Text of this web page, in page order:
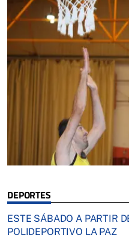
DEPORTES
ESTE SÁBADO A PARTIR
POLIDEPORTIVO LA PAZ